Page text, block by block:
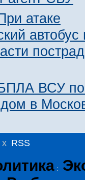
атаке
автобус
ВСУ
в
x RSS
: